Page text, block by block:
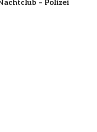
– Polizei